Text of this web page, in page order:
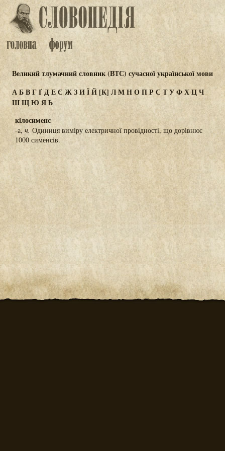
Великий тлумачний словник (ВТС) сучасної української мови
АБВГҐДЕЄ ЖЗИЇЙ [К] ЛМНОПР СТУФХЦЧ
ШЩЮЯЬ
кілосименс
-а, ч. Одиниця виміру електричної провідності, що дорівнює
1000 сименсів.